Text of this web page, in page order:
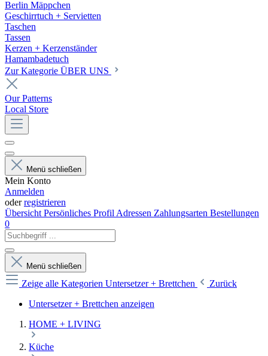
Berlin Mäppchen
Geschirrtuch + Servietten
Taschen
Tassen
Kerzen + Kerzenständer
Hamambadetuch
Zur Kategorie ÜBER UNS
Our Patterns
Local Store
Menü schließen
Mein Konto
Anmelden
oderregistrieren
Übersicht Persönliches Profil Adressen Zahlungsarten Bestellungen
0
Menü schließen
Zeige alle Kategorien Untersetzer + Brettchen
Zurück
Untersetzer + Brettchen anzeigen
HOME + LIVING
Küche